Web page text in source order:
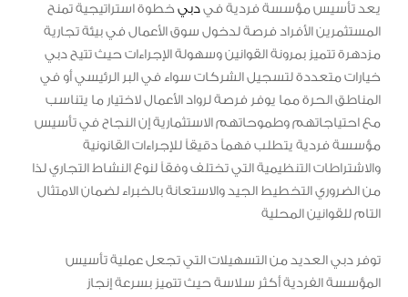
يعد تأسيس مؤسسة فردية فيدبيخطوة استراتيجية تمنح
المستثمرين الأفراد فرصة لدخول سوق الأعمال في بيئة تجارية
مزدهرة تتميز بمرونة القوانين وسهولة الإجراءات حيث تتيح دبي
خيارات متعددة لتسجيل الشركات سواء في البر الرئيسي أو في
المناطق الحرة مما يوفر فرصة لرواد الأعمال لاختيار ما يتناسب
مع احتياجاتهم وطموحاتهم الاستثمارية إن النجاح في تأسيس
مؤسسة فردية يتطلب فهماً دقيقاً للإجراءات القانونية
والاشتراطات التنظيمية التي تختلف وفقاً لنوع النشاط التجاري لذا
من الضروري التخطيط الجيد والاستعانة بالخبراء لضمان الامتثال
التام للقوانين المحلية
توفر دبي العديد من التسهيلات التي تجعل عملية تأسيس
المؤسسة الفردية أكثر سلاسة حيث تتميز بسرعة إنجاز